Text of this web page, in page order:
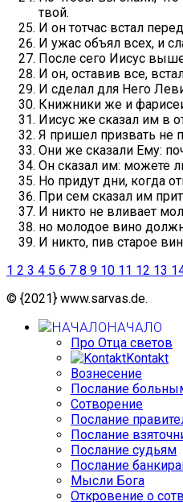
твой.
И он тотчас встал
И ужас объял всех, и
После сего Иисус
И он, оставив все,
И сделал для Него
Книжники же и
Иисус же сказал им в
Я пришел призвать не
Они же сказали Ему:
Он сказал им: можете
Но придут дни, когда
При сем сказал им
И никто не вливает
но молодое вино
И никто, пив старое
1 2 3 4 5 6 7 8 9 10 11 12 13
© {2021} www.sarvas.de.
НАЧАЛО
Про Отца светов
Kontakt
Вознесение
Послание
Сотворение
Послание
Послание
Послание судьям
Послание
Мысли Бога
Откровение о